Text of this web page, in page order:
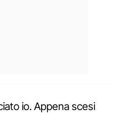
io. Appena scesi